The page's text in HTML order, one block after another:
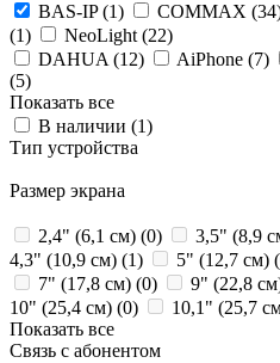
BAS-IP (1) COMMAX (34
(1) NeoLight (22)
DAHUA (12) AiPhone (7)
(5)
Показать все
В наличии (1)
Тип устройства
Размер экрана
2,4" (6,1 см) (0) 3,5" (8,9
4,3" (10,9 см) (1) 5" (12,7 см) (
7" (17,8 см) (0) 9" (22,8
10" (25,4 см) (0) 10,1" (25,7
Показать все
Связь с абонентом